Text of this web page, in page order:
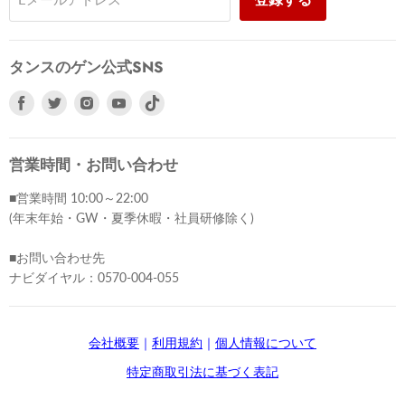
タンスのゲン公式SNS
Facebook
つ
て
く
さ
い
Twitter
つ
て
く
さ
い
Instagram
つ
て
く
さ
い
Youtube
つ
て
く
い
営業時間・お問い合わせ
■営業時間 10:00～22:00
(年末年始・GW・夏季休暇・社員研修除く)
■お問い合わせ先
ナビダイヤル：0570-004-055
会社概要 ｜ 利用規約 ｜ 個人情報について
特定商取引法に基づく表記